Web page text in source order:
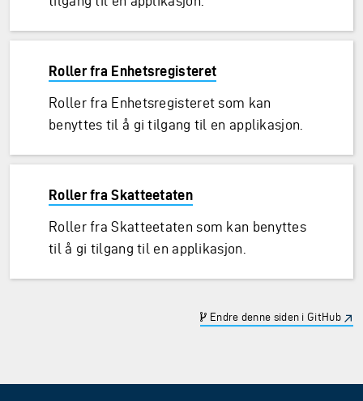
Roller fra Enhetsregisteret
Roller fra Enhetsregisteret som kan
benyttes til å gi tilgang til en applikasjon.
Roller fra Skatteetaten
Roller fra Skatteetaten som kan benyttes
til å gi tilgang til en applikasjon.
Endre denne siden i GitHub